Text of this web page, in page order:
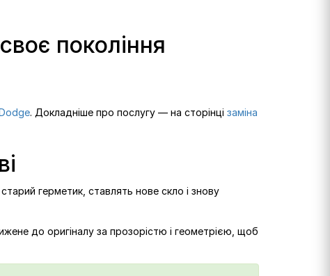
покоління
. Докладніше про послугу — на сторінці заміна
герметик, ставлять нове скло і знову
до оригіналу за прозорістю і геометрією, щоб